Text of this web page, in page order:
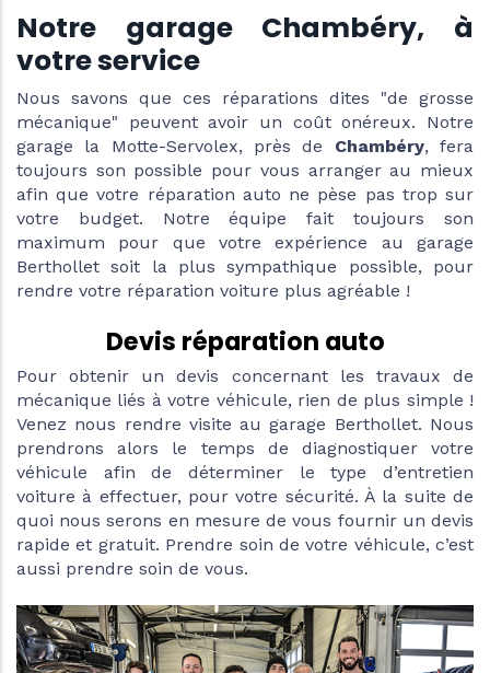
Notre garage Chambéry, à
votre service
Nous savons que ces réparations dites "de grosse
mécanique" peuvent avoir un coût onéreux. Notre
garage la Motte-Servolex, près de Chambéry, fera
toujours son possible pour vous arranger au mieux
afin que votre réparation auto ne pèse pas trop sur
votre budget. Notre équipe fait toujours son
maximum pour que votre expérience au garage
Berthollet soit la plus sympathique possible, pour
rendre votre réparation voiture plus agréable !
Devis réparation auto
Pour obtenir un devis concernant les travaux de
mécanique liés à votre véhicule, rien de plus simple !
Venez nous rendre visite au garage Berthollet. Nous
prendrons alors le temps de diagnostiquer votre
véhicule afin de déterminer le type d’entretien
voiture à effectuer, pour votre sécurité. À la suite de
quoi nous serons en mesure de vous fournir un devis
rapide et gratuit. Prendre soin de votre véhicule, c’est
aussi prendre soin de vous.